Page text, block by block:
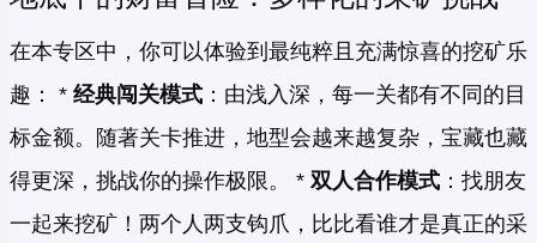
在本专区中，你可以体验到最纯粹且充满惊喜的挖矿乐
趣： * 经典闯关模式 ：由浅入深，每一关都有不同的目
标金额。随著关卡推进，地型会越来越复杂，宝藏也藏
得更深，挑战你的操作极限。 * 双人合作模式 ：找朋友
一起来挖矿！两个人两支钩爪，比比看谁才是真正的采